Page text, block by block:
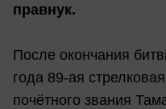
правнук.
После окончания
года 89-ая
почётного звания